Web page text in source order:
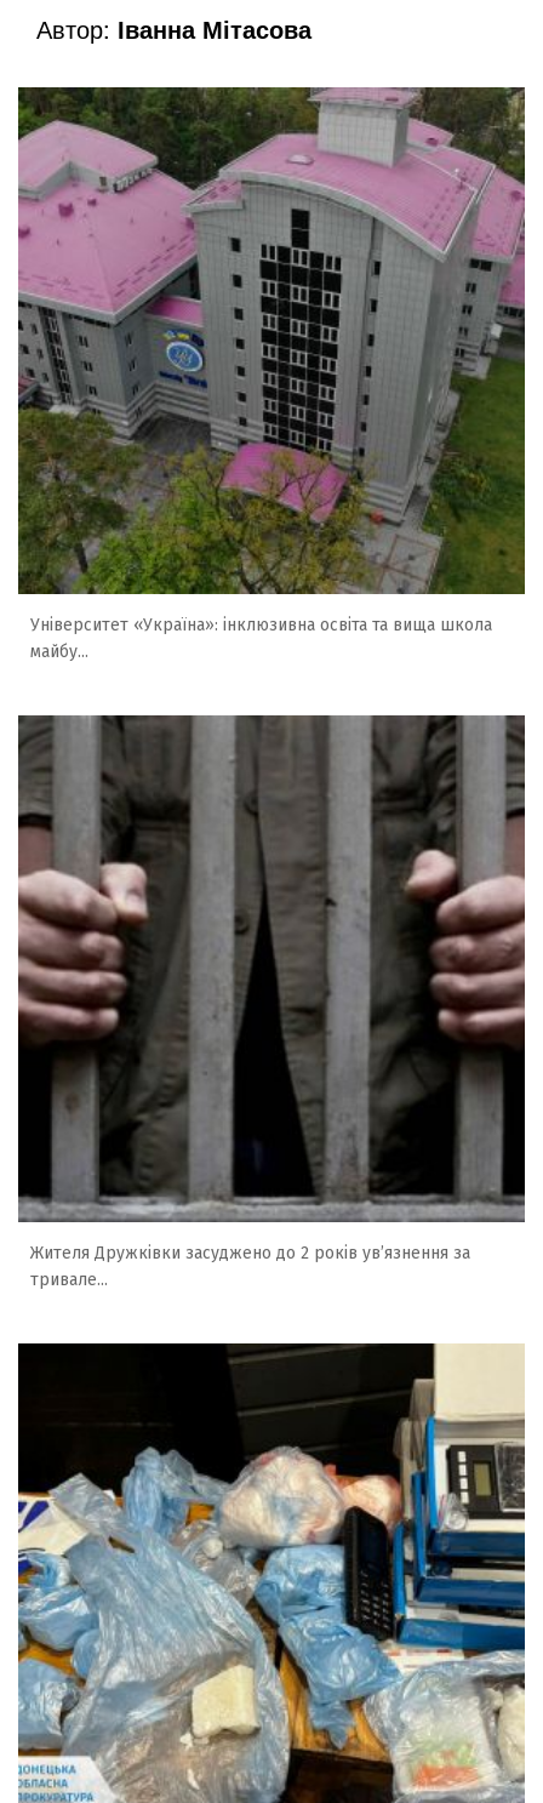
Автор: Іванна Мітасова
Університет «Україна»: інклюзивна освіта та вища школа
майбу...
Жителя Дружківки засуджено до 2 років ув’язнення за
тривале...